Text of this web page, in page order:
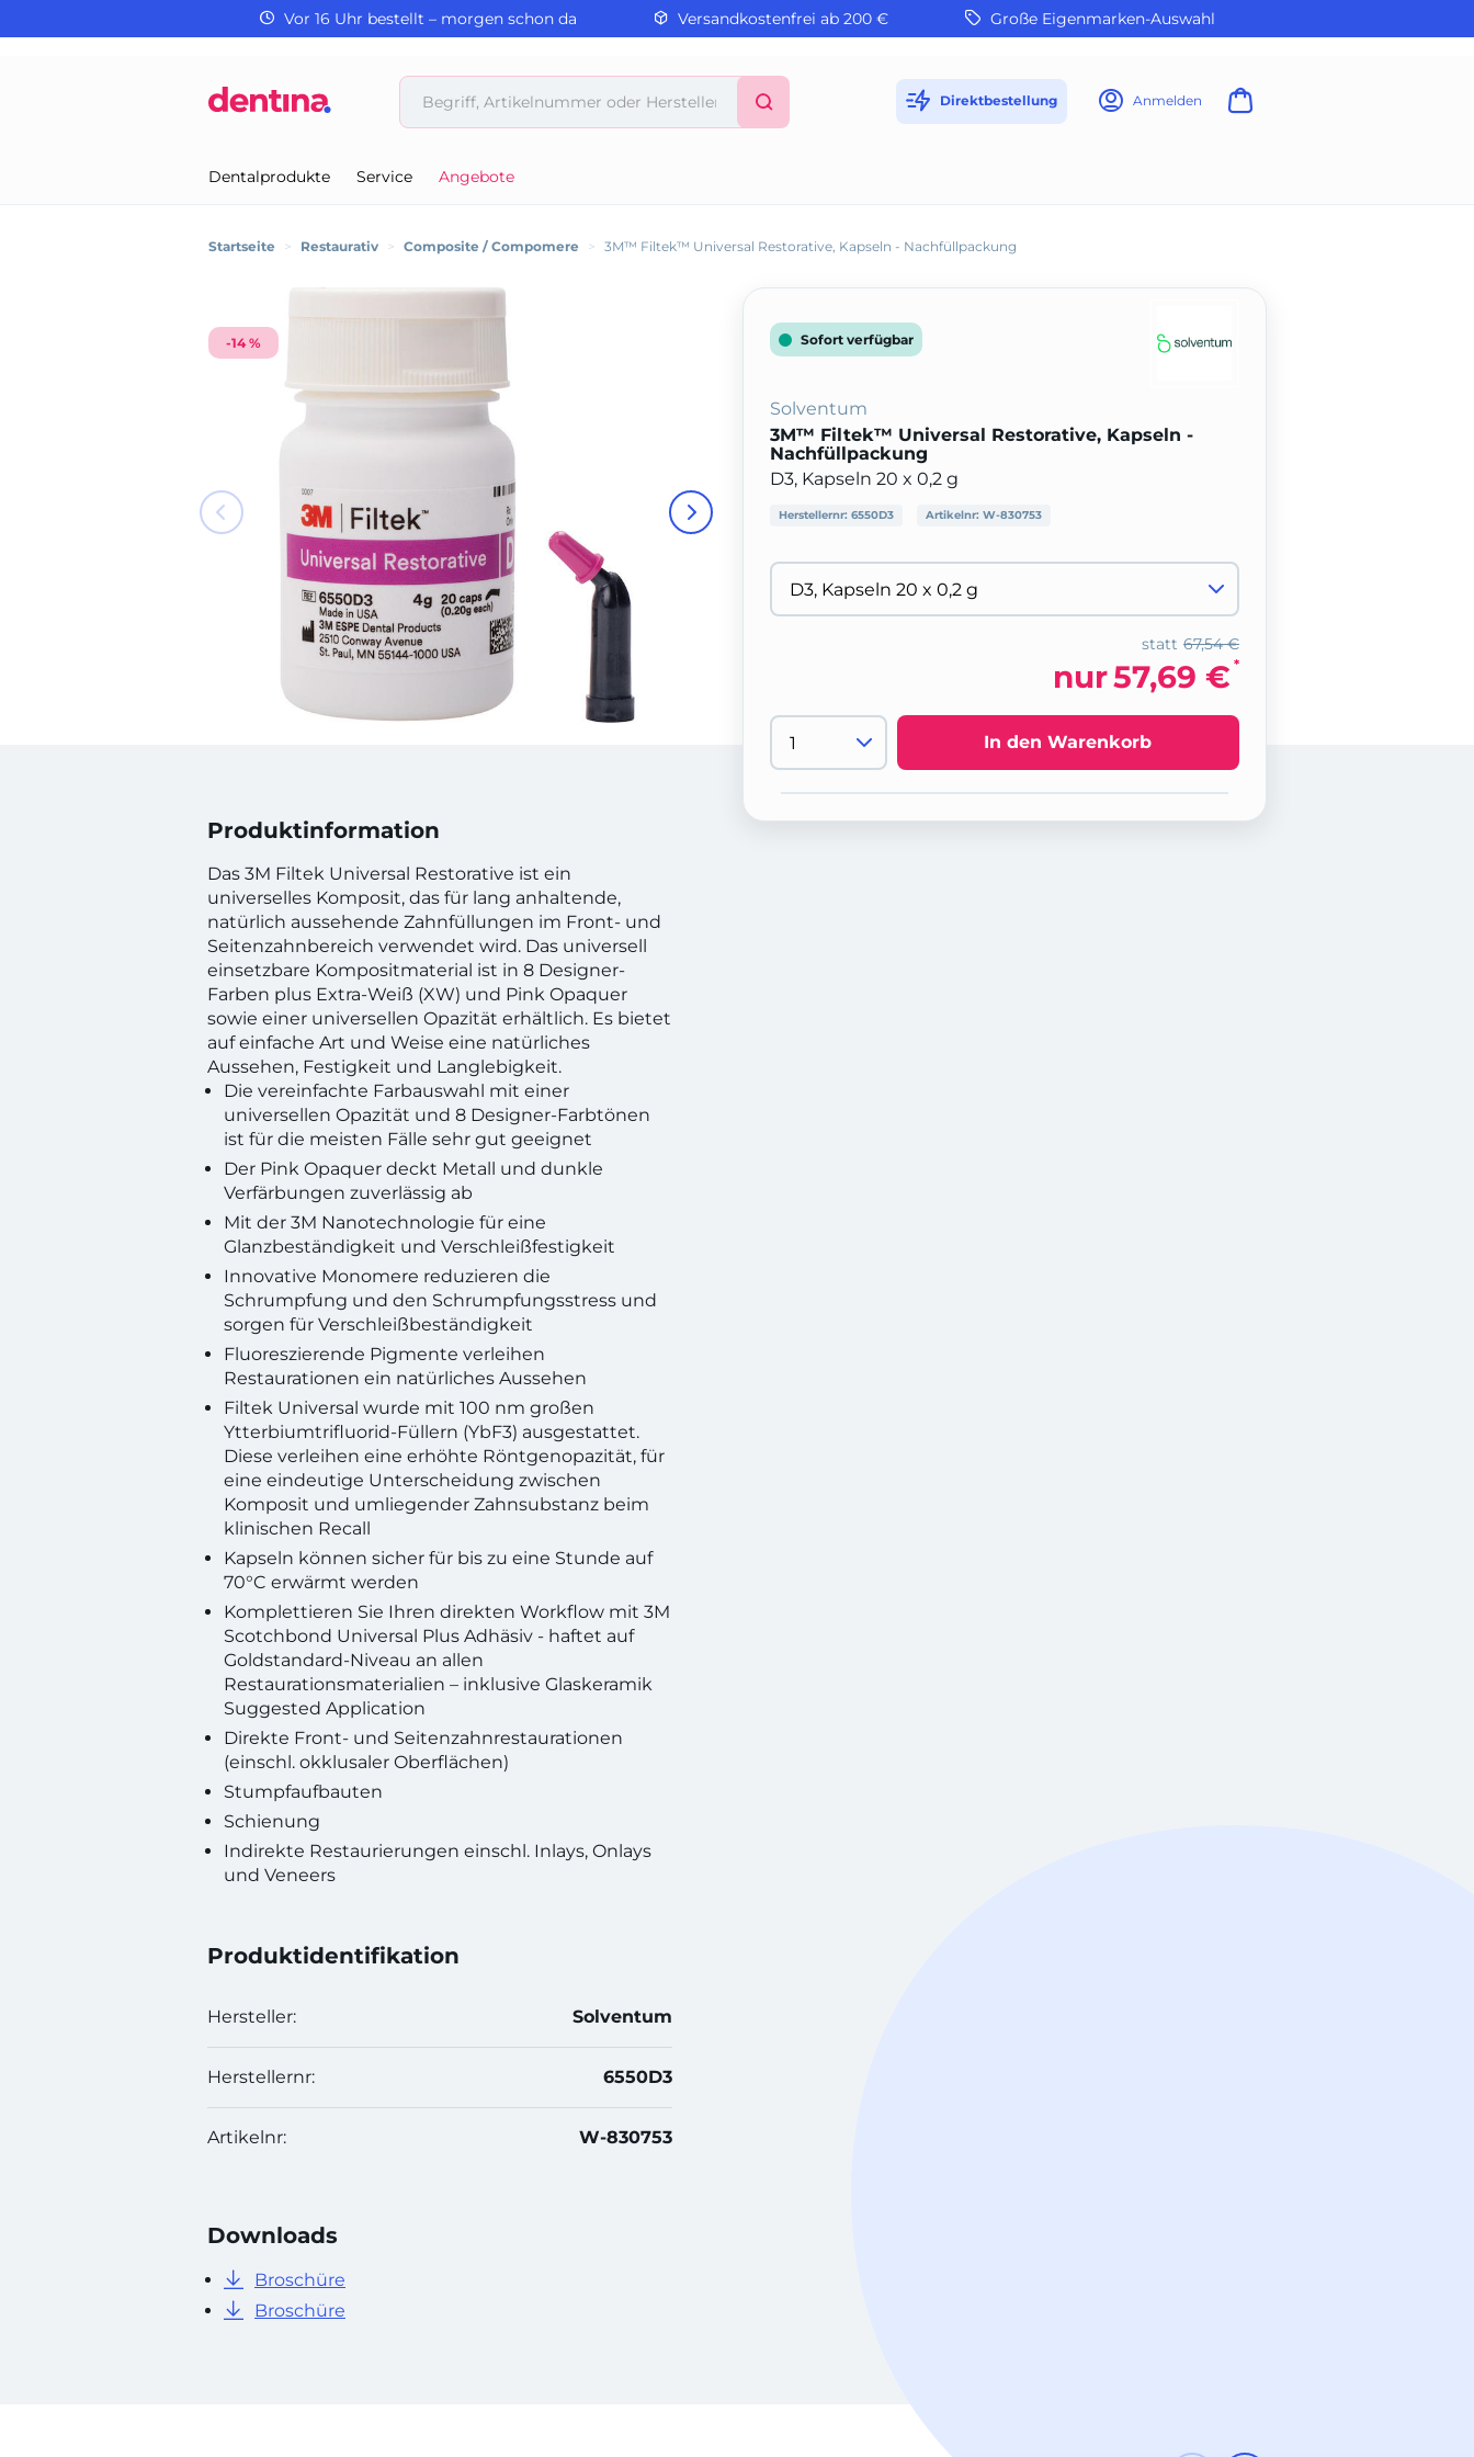
Vor 16 Uhr bestellt – morgen schon da Versandkostenfrei ab 200 € Große Eigenmarken-Auswahl
Direktbestellung Anmelden
Dentalprodukte Service Angebote
Startseite > Restaurativ > Composite / Compomere > 3M™ Filtek™ Universal Restorative, Kapseln - Nachfüllpackung
-14 %
Produktinformation
Das 3M Filtek Universal Restorative ist ein
universelles Komposit, das für lang anhaltende,
natürlich aussehende Zahnfüllungen im Front- und
Seitenzahnbereich verwendet wird. Das universell
einsetzbare Kompositmaterial ist in 8 Designer-
Farben plus Extra-Weiß (XW) und Pink Opaquer
sowie einer universellen Opazität erhältlich. Es bietet
auf einfache Art und Weise eine natürliches
Aussehen, Festigkeit und Langlebigkeit.
Die vereinfachte Farbauswahl mit einer
universellen Opazität und 8 Designer-Farbtönen
ist für die meisten Fälle sehr gut geeignet
Der Pink Opaquer deckt Metall und dunkle
Verfärbungen zuverlässig ab
Mit der 3M Nanotechnologie für eine
Glanzbeständigkeit und Verschleißfestigkeit
Innovative Monomere reduzieren die
Schrumpfung und den Schrumpfungsstress und
sorgen für Verschleißbeständigkeit
Fluoreszierende Pigmente verleihen
Restaurationen ein natürliches Aussehen
Filtek Universal wurde mit 100 nm großen
Ytterbiumtrifluorid-Füllern (YbF3) ausgestattet.
Diese verleihen eine erhöhte Röntgenopazität, für
eine eindeutige Unterscheidung zwischen
Komposit und umliegender Zahnsubstanz beim
klinischen Recall
Kapseln können sicher für bis zu eine Stunde auf
70°C erwärmt werden
Komplettieren Sie Ihren direkten Workflow mit 3M
Scotchbond Universal Plus Adhäsiv - haftet auf
Goldstandard-Niveau an allen
Restaurationsmaterialien – inklusive Glaskeramik
Suggested Application
Direkte Front- und Seitenzahnrestaurationen
(einschl. okklusaler Oberflächen)
Stumpfaufbauten
Schienung
Indirekte Restaurierungen einschl. Inlays, Onlays
und Veneers
Produktidentifikation
Hersteller: Solventum
Herstellernr: 6550D3
Artikelnr: W-830753
Downloads
Broschüre
Broschüre
Sofort verfügbar
Solventum
3M™ Filtek™ Universal Restorative, Kapseln -
Nachfüllpackung
D3, Kapseln 20 x 0,2 g
Herstellernr: 6550D3 Artikelnr: W-830753
67,54 €
statt
nur57,69 € *
In den Warenkorb